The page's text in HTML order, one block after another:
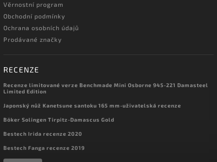
Věrnostní program
Obchodní podmínky
Ochrana osobních údajů
Prodávané značky
RECENZE
Recenze limitované verze Benchmade Mini Osborne 945-221 Damasteel
Limited Edition
Japonský nůž Kanetsune santoku 165 mm-uživatelská recenze
Böker Solingen Tirpitz-Damascus Gold
Bestech Irida recenze 2020
Bestech Fanga recenze 2019